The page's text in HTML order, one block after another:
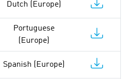
Dutch (Europe)
Portuguese
(Europe)
Spanish (Europe)